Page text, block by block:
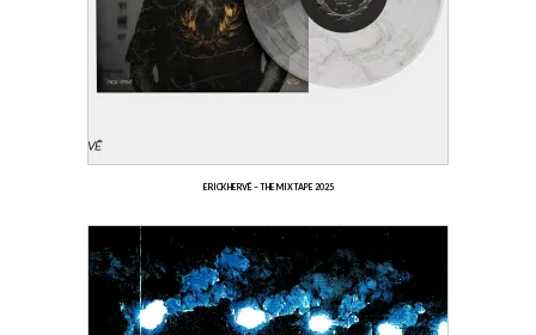
ERICK HERVÉ – THE MIXTAPE 2025